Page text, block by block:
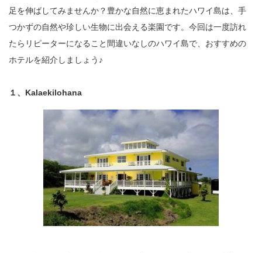
足を伸ばしてみませんか？豊かな自然に恵まれたハワイ島は、手
つかずの自然や珍しい生物に出会える楽園です。今回は一度訪れ
たらリピーターになること間違いなしのハワイ島で、おすすめの
ホテルを紹介しましょう♪
１、Kalaekilohana